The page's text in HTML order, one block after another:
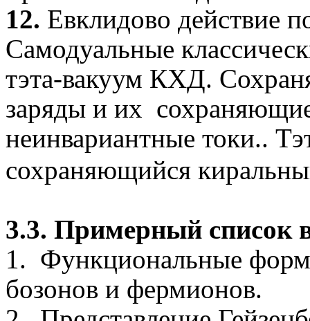
12. Евклидово действие
Самодуальные
тэта-вакуум КХД.
заряды и их
неинвариантные токи..
сохраняющийся
3.3. Примерный список
1. Функциональные
бозонов и фермионов.